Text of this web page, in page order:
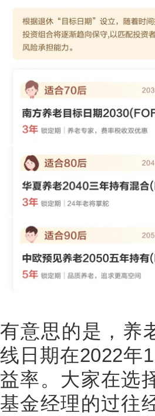
有意思的是，养
线日期在2022年
益率。大家在选
基金经理的过往